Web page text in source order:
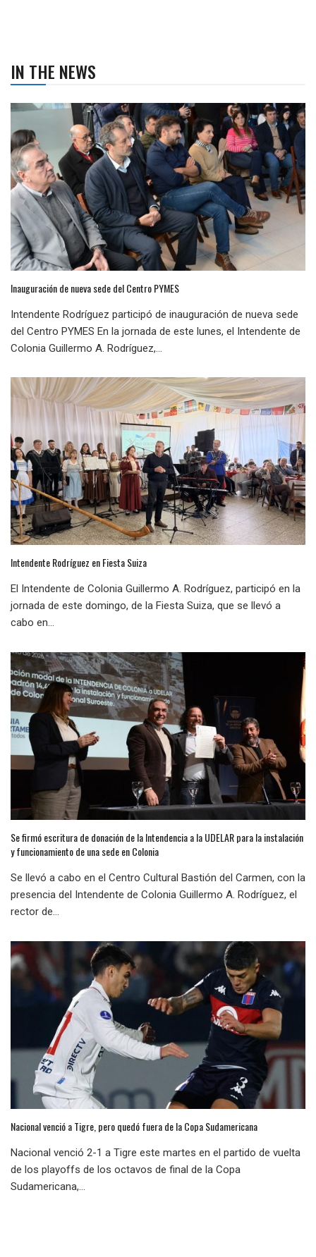
IN THE NEWS
Inauguración de nueva sede del Centro PYMES
Intendente Rodríguez participó de inauguración de nueva sede
del Centro PYMES En la jornada de este lunes, el Intendente de
Colonia Guillermo A. Rodríguez,...
Intendente Rodríguez en Fiesta Suiza
El Intendente de Colonia Guillermo A. Rodríguez, participó en la
jornada de este domingo, de la Fiesta Suiza, que se llevó a
cabo en...
Se firmó escritura de donación de la Intendencia a la UDELAR para la instalación
y funcionamiento de una sede en Colonia
Se llevó a cabo en el Centro Cultural Bastión del Carmen, con la
presencia del Intendente de Colonia Guillermo A. Rodríguez, el
rector de...
Nacional venció a Tigre, pero quedó fuera de la Copa Sudamericana
Nacional venció 2-1 a Tigre este martes en el partido de vuelta
de los playoffs de los octavos de final de la Copa
Sudamericana,...